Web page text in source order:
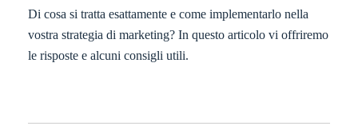
Di cosa si tratta esattamente e come implementarlo nella
vostra strategia di marketing? In questo articolo vi offriremo
le risposte e alcuni consigli utili.